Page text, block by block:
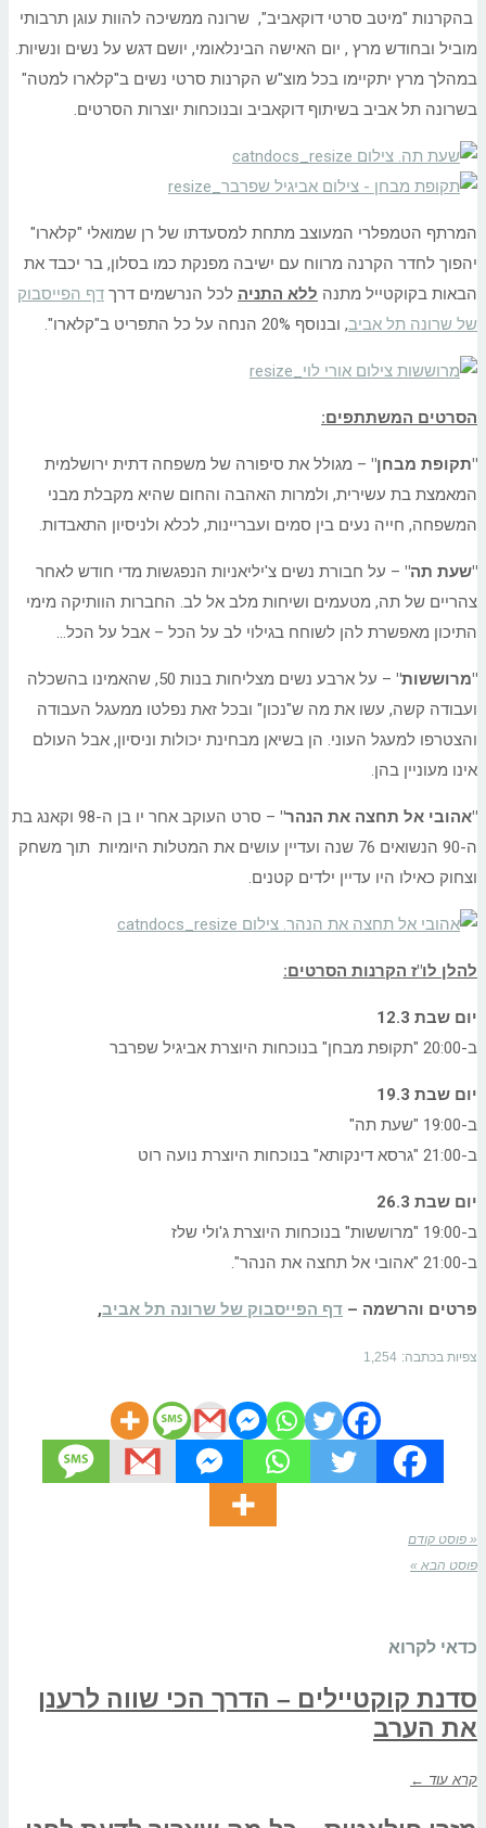
בהקרנות "מיטב סרטי דוקאביב", שרונה ממשיכה להוות עוגן תרבותי
מוביל ובחודש מרץ , יום האישה הבינלאומי, יושם דגש על נשים ונשיות.
במהלך מרץ יתקיימו בכל מוצ"ש הקרנות סרטי נשים ב"קלארו למטה"
בשרונה תל אביב בשיתוף דוקאביב ובנוכחות יוצרות הסרטים.
המרתף הטמפלרי המעוצב מתחת למסעדתו של רן שמואלי "קלארו"
יהפוך לחדר הקרנה מרווח עם ישיבה מפנקת כמו בסלון, בר יכבד את
הבאות בקוקטייל מתנה ללא התניה לכל הנרשמים דרך דף הפייסבוק
של שרונה תל אביב, ובנוסף 20% הנחה על כל התפריט ב"קלארו".
הסרטים המשתתפים:
"תקופת מבחן" – מגולל את סיפורה של משפחה דתית ירושלמית
המאמצת בת עשירית, ולמרות האהבה והחום שהיא מקבלת מבני
המשפחה, חייה נעים בין סמים ועבריינות, לכלא ולניסיון התאבדות.
"שעת תה" – על חבורת נשים צ'יליאניות הנפגשות מדי חודש לאחר
צהריים של תה, מטעמים ושיחות מלב אל לב. החברות הוותיקה מימי
התיכון מאפשרת להן לשוחח בגילוי לב על הכל – אבל על הכל…
"מרוששות"
– על ארבע נשים מצליחות בנות 50, שהאמינו בהשכלה
ועבודה קשה, עשו את מה ש"נכון" ובכל זאת נפלטו ממעגל העבודה
והצטרפו למעגל העוני. הן בשיאן מבחינת יכולות וניסיון, אבל העולם
אינו מעוניין בהן.
"אהובי אל תחצה את הנהר"
– סרט העוקב אחר יו בן ה-98 וקאנג בת
ה-90 הנשואים 76 שנה ועדיין עושים את המטלות היומיות תוך משחק
וצחוק כאילו היו עדיין ילדים קטנים.
להלן לו"ז הקרנות הסרטים:
יום שבת 12.3
ב-20:00 "תקופת מבחן" בנוכחות היוצרת אביגיל שפרבר
יום שבת 19.3
ב-19:00 "שעת תה"
ב-21:00 "גרסא דינקותא" בנוכחות היוצרת נועה רוט
יום שבת 26.3
ב-19:00 "מרוששות" בנוכחות היוצרת ג'ולי שלז
ב-21:00 "אהובי אל תחצה את הנהר".
פרטים והרשמה – דף הפייסבוק של שרונה תל אביב,
צפיות בכתבה: 1,254
« פוסט קודם
פוסט הבא »
כדאי לקרוא
סדנת קוקטיילים – הדרך הכי שווה לרענן
את הערב
קרא עוד ←